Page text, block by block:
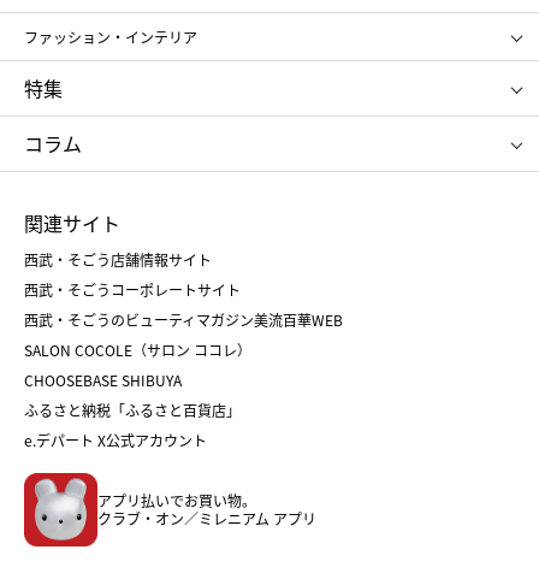
お中元
お歳暮
ポール&ジョー ボーテ
ジルスチュアート
NARS
RMK
クリニーク
SK-Ⅱ
アンリ・シャルパンティエ
ゴディバ
新宿高野
たねや
ねんりん家
ファッション・インテリア
ポロ ラルフ ローレン
タケオ キクチ
ママ＆キッズ
シュタイフ
特集
お中元
ひな人形
五月人形
父の日
クリスマスケーキ
ホワイトデー
コラム
菓子折り
和菓子
人気のギフト
バレンタイン
ホワイトデー
おせち
フード
ホーム・キッチン＆アート
関連サイト
西武・そごう店舗情報サイト
西武・そごうコーポレートサイト
西武・そごうのビューティマガジン美流百華WEB
SALON COCOLE（サロン ココレ）
CHOOSEBASE SHIBUYA
ふるさと納税「ふるさと百貨店」
e.デパート X公式アカウント
アプリ払いでお買い物。
クラブ・オン／ミレニアム アプリ